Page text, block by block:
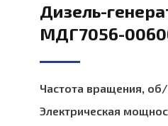
Дизель-
МДГ7056-
Частота вращения,
Электрическая